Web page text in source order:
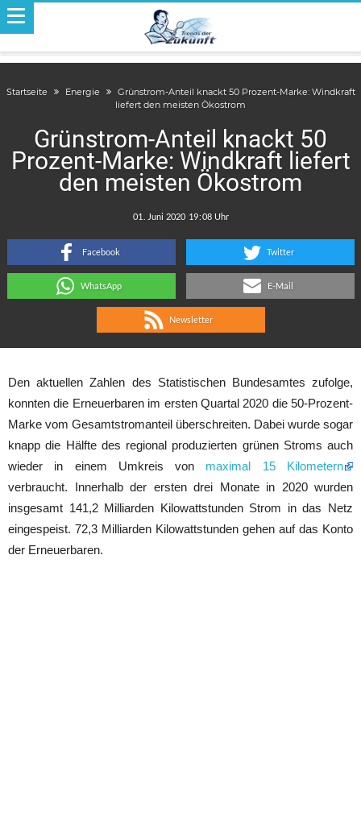
Startseite Energie
Grünstrom-Anteil knackt 50 Prozent-Marke: Windkraft
liefert den meisten Ökostrom
Grünstrom-Anteil knackt 50
Prozent-Marke: Windkraft liefert
den meisten Ökostrom
:
Facebook Twitter
WhatsApp E-Mail
Newsletter
Den aktuellen Zahlen des Statistischen Bundesamtes zufolge,
konnten die Erneuerbaren im ersten Quartal 2020 die 50-Prozent-
Marke vom Gesamtstromanteil überschreiten. Dabei wurde sogar
knapp die Hälfte des regional produzierten grünen Stroms auch
wieder in einem Umkreis von maximal 15 Kilometern
verbraucht. Innerhalb der ersten drei Monate in 2020 wurden
insgesamt 141,2 Milliarden Kilowattstunden Strom in das Netz
eingespeist. 72,3 Milliarden Kilowattstunden gehen auf das Konto
der Erneuerbaren.